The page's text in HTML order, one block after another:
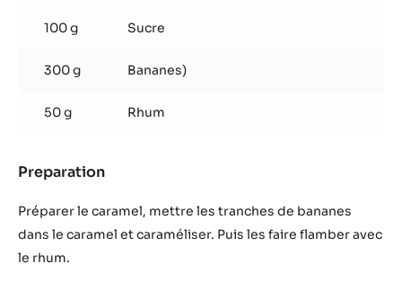
caramélisées
et
au
100 g Sucre
300 g Bananes)
50 g Rhum
Preparation
caramélisées
et
Préparer le caramel, mettre les tranches de bananes
dans le caramel et caraméliser. Puis les faire flamber avec
le rhum.